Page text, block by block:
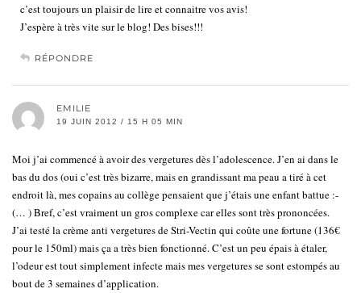
c’est toujours un plaisir de lire et connaitre vos avis!
J’espère à très vite sur le blog! Des bises!!!
RÉPONDRE
EMILIE
19 JUIN 2012 / 15 H 05 MIN
Moi j’ai commencé à avoir des vergetures dès l’adolescence. J’en ai dans le
bas du dos (oui c’est très bizarre, mais en grandissant ma peau a tiré à cet
endroit là, mes copains au collège pensaient que j’étais une enfant battue :-
(… ) Bref, c’est vraiment un gros complexe car elles sont très prononcées.
J’ai testé la crème anti vergetures de Stri-Vectin qui coûte une fortune (136€
pour le 150ml) mais ça a très bien fonctionné. C’est un peu épais à étaler,
l’odeur est tout simplement infecte mais mes vergetures se sont estompés au
bout de 3 semaines d’application.